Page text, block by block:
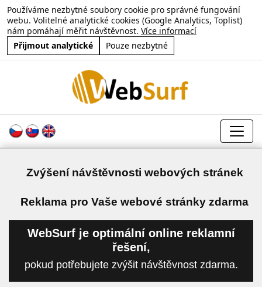
Používáme nezbytné soubory cookie pro správné fungování
webu. Volitelné analytické cookies (Google Analytics, Toplist)
nám pomáhají měřit návštěvnost. Více informací
Přijmout analytické
Pouze nezbytné
Zvýšení návštěvnosti webových stránek
Reklama pro Vaše webové stránky zdarma
WebSurf je optimální online reklamní
řešení,
pokud potřebujete zvýšit návštěvnost zdarma.